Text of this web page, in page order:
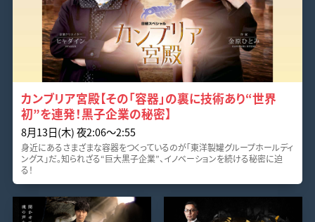
カンブリア宮殿【その「容器」の裏に技術あり“世界
初”を連発！黒子企業の秘密】
8月13日(木) 夜2:06～2:55
身近にあるさまざまな容器をつくっているのが「東洋製罐グループホールディ
ングス」だ。知られざる“巨大黒子企業”、イノベーションを続ける秘密に迫
る！